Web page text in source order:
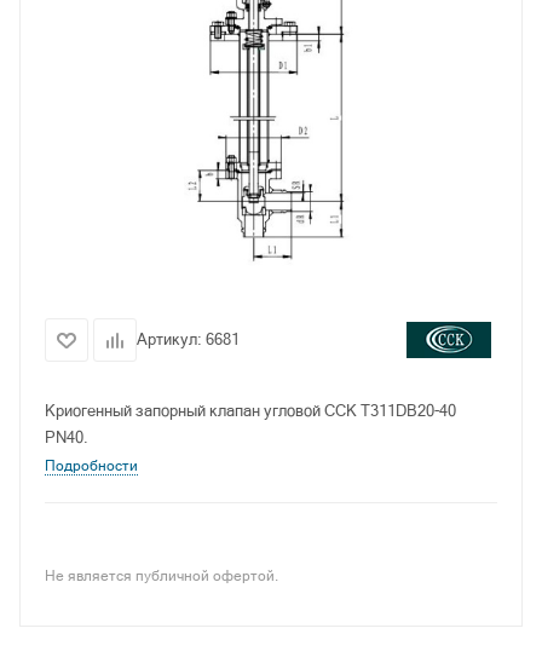
Артикул: 6681
Криогенный запорный клапан угловой CCK T311DB20-40
PN40.
Подробности
Не является публичной офертой.